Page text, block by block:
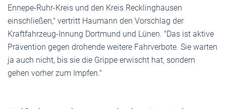
Ennepe-Ruhr-Kreis und den Kreis Recklinghausen
einschließen," vertritt Haumann den Vorschlag der
Kraftfahrzeug-Innung Dortmund und Lünen. "Das ist aktive
Prävention gegen drohende weitere Fahrverbote. Sie warten
ja auch nicht, bis sie die Grippe erwischt hat, sondern
gehen vorher zum Impfen."